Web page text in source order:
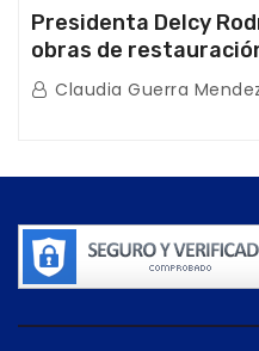
Presidenta Delcy
obras de
afectaciones
Claudia Guerra